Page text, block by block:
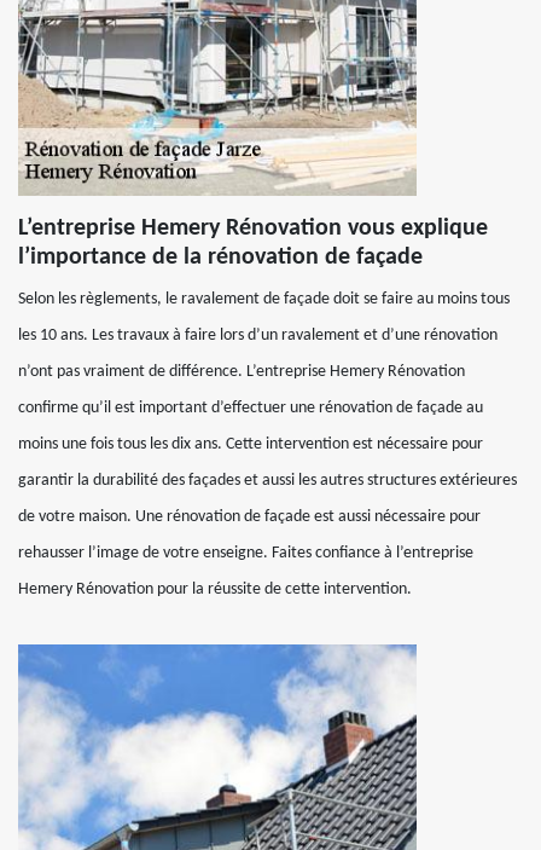
L’entreprise Hemery Rénovation vous explique
l’importance de la rénovation de façade
Selon les règlements, le ravalement de façade doit se faire au moins tous
les 10 ans. Les travaux à faire lors d’un ravalement et d’une rénovation
n’ont pas vraiment de différence. L’entreprise Hemery Rénovation
confirme qu’il est important d’effectuer une rénovation de façade au
moins une fois tous les dix ans. Cette intervention est nécessaire pour
garantir la durabilité des façades et aussi les autres structures extérieures
de votre maison. Une rénovation de façade est aussi nécessaire pour
rehausser l’image de votre enseigne. Faites confiance à l’entreprise
Hemery Rénovation pour la réussite de cette intervention.